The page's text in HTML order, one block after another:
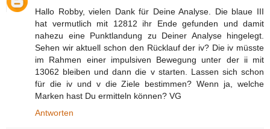
Hallo Robby, vielen Dank für Deine Analyse. Die blaue III
hat vermutlich mit 12812 ihr Ende gefunden und damit
nahezu eine Punktlandung zu Deiner Analyse hingelegt.
Sehen wir aktuell schon den Rücklauf der iv? Die iv müsste
im Rahmen einer impulsiven Bewegung unter der ii mit
13062 bleiben und dann die v starten. Lassen sich schon
für die iv und v die Ziele bestimmen? Wenn ja, welche
Marken hast Du ermitteln können? VG
Antworten